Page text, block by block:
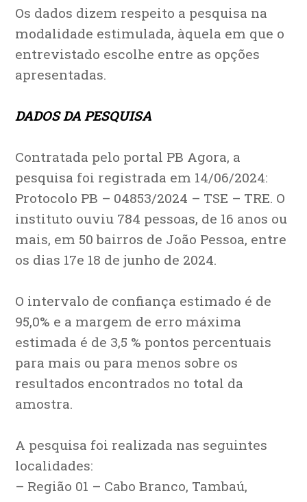
Os dados dizem respeito a pesquisa na
modalidade estimulada, àquela em que o
entrevistado escolhe entre as opções
apresentadas.
DADOS DA PESQUISA
Contratada pelo portal PB Agora, a
pesquisa foi registrada em 14/06/2024:
Protocolo PB – 04853/2024 – TSE – TRE. O
instituto ouviu 784 pessoas, de 16 anos ou
mais, em 50 bairros de João Pessoa, entre
os dias 17e 18 de junho de 2024.
O intervalo de confiança estimado é de
95,0% e a margem de erro máxima
estimada é de 3,5 % pontos percentuais
para mais ou para menos sobre os
resultados encontrados no total da
amostra.
A pesquisa foi realizada nas seguintes
localidades:
– Região 01 – Cabo Branco, Tambaú,